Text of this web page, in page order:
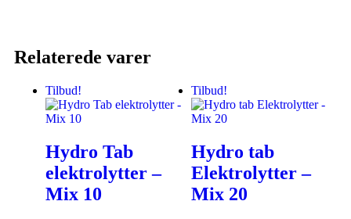
Relaterede varer
Tilbud!
Hydro Tab
elektrolytter –
Mix 10
Tilbud!
Hydro tab
Elektrolytter –
Mix 20